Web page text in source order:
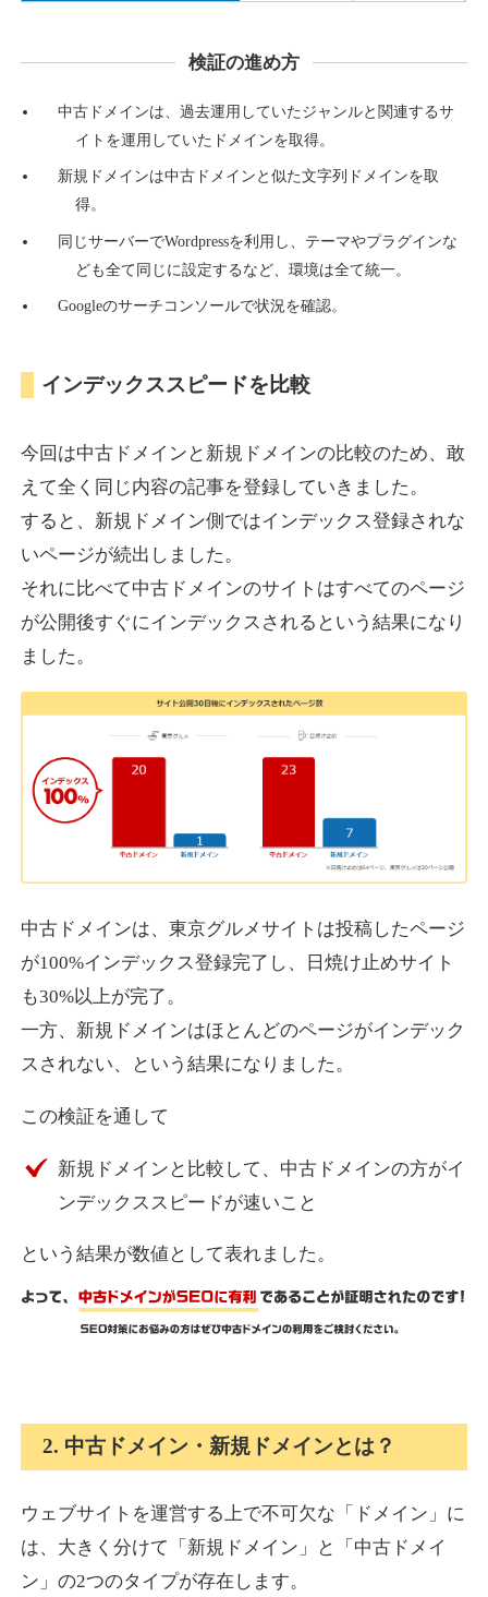
詳細を見る
countdown-x.com
ジャンル その他
39 外部リンク数479 ドメイン年齢
10,800円
詳細を見る
campus-web.jp
DA 38 外部リンク数 1151 ドメイン年齢
詳細を見る
designcrave.com
ジャンル
DA38
詳細を見る
actagainstaids.com
ジャンルその他
DA38 外部リンク数527 ドメイン年齢26年
10,800円 入札 0件
詳細を見る
express-soft.com
DA38 外部リンク数
10,800円 入札 0件
詳細を見る
fukuoka-marathon.com
torigirl-movie.com
ジャンルその他
検証の進め方
中古ドメインは、過去運用していたジャンルと関連するサ
イトを運用していたドメインを取得。
新規ドメインは中古ドメインと似た文字列ドメインを取
得。
同じサーバーでWordpressを利用し、テーマやプラグインな
ども全て同じに設定するなど、環境は全て統一。
Googleのサーチコンソールで状況を確認。
インデックススピードを比較
今回は中古ドメインと新規ドメインの比較のため、敢
えて全く同じ内容の記事を登録していきました。
すると、新規ドメイン側ではインデックス登録されな
いページが続出しました。
それに比べて中古ドメインのサイトはすべてのページ
が公開後すぐにインデックスされるという結果になり
ました。
中古ドメインは、東京グルメサイトは投稿したページ
が100%インデックス登録完了し、日焼け止めサイト
も30%以上が完了。
一方、新規ドメインはほとんどのページがインデック
スされない、という結果になりました。
この検証を通して
新規ドメインと比較して、中古ドメインの方がイ
ンデックススピードが速いこと
という結果が数値として表れました。
2. 中古ドメイン・新規ドメインとは？
ウェブサイトを運営する上で不可欠な「ドメイン」に
は、大きく分けて「新規ドメイン」と「中古ドメイ
ン」の2つのタイプが存在します。